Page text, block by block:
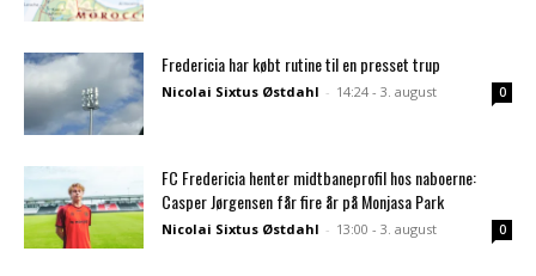
Fredericia har købt rutine til en presset trup
Nicolai Sixtus Østdahl - 14:24 - 3. august 0
FC Fredericia henter midtbaneprofil hos naboerne:
Casper Jørgensen får fire år på Monjasa Park
Nicolai Sixtus Østdahl - 13:00 - 3. august 0